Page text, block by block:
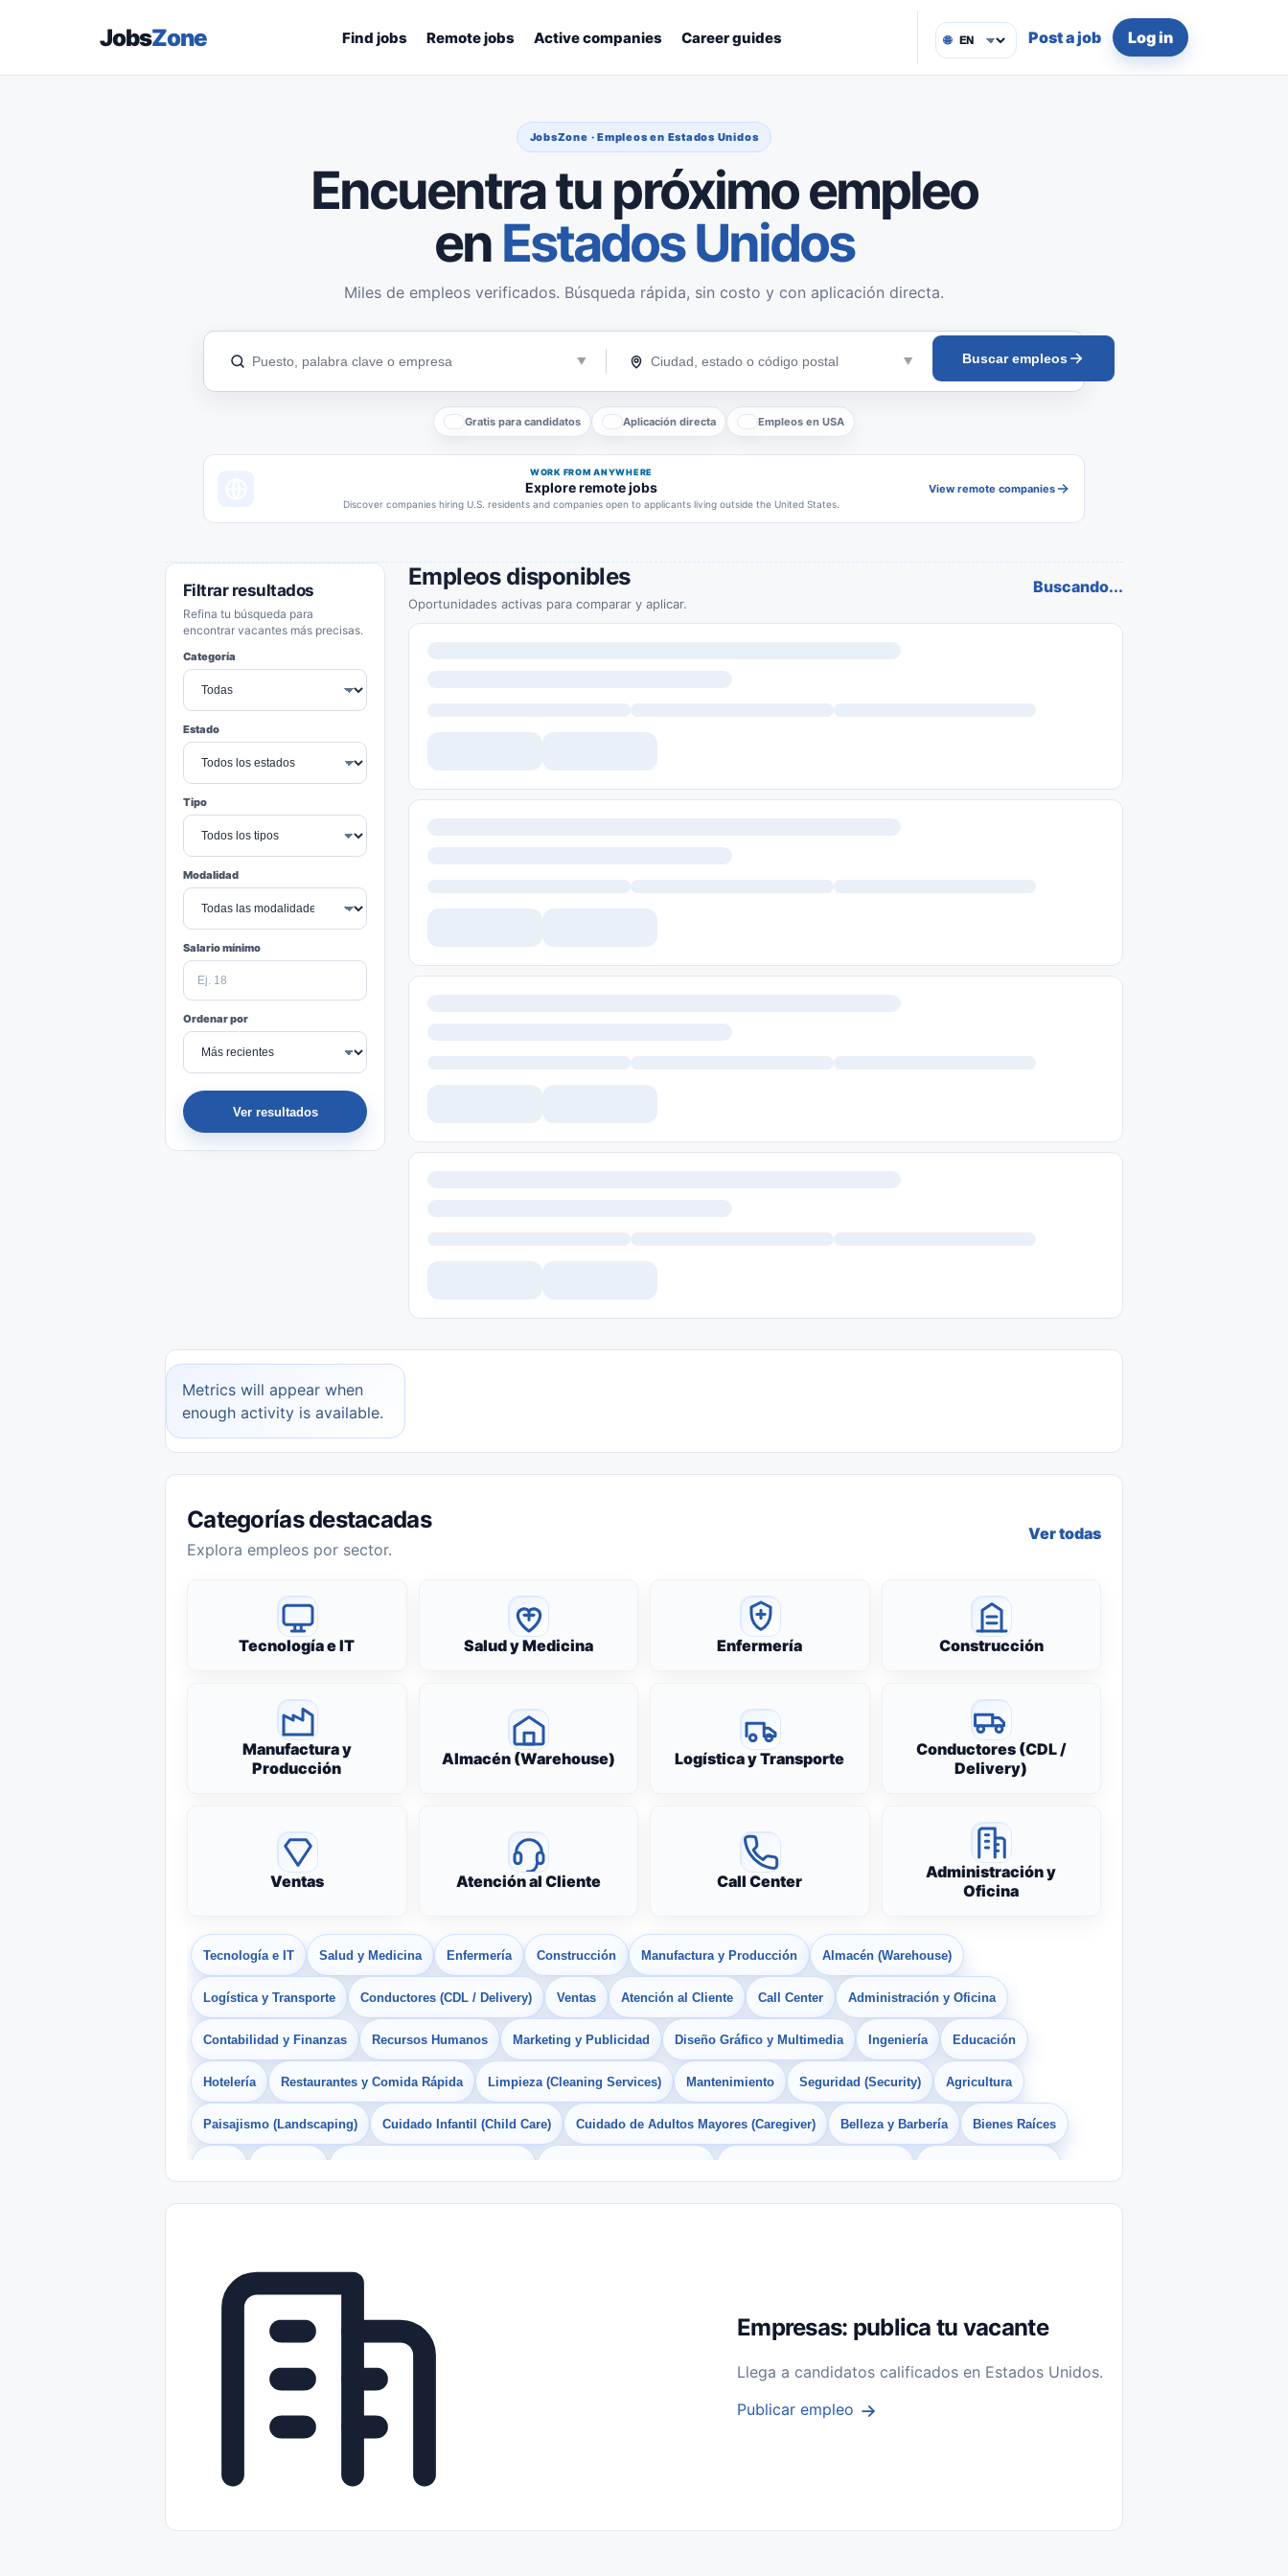
JobsZone Find jobs Remote jobs Active companies Career guides 🌐 Post a job Log in
JobsZone · Empleos en Estados Unidos
Encuentra tu próximo empleo
en Estados Unidos
Miles de empleos verificados. Búsqueda rápida, sin costo y con aplicación directa.
Buscar empleos
Gratis para candidatos Aplicación directa Empleos en USA
WORK FROM ANYWHERE
Explore remote jobs
Discover companies hiring U.S. residents and companies open to applicants living outside the United States.
View remote companies
Filtrar resultados
Refina tu búsqueda para
encontrar vacantes más precisas.
Categoría
Estado
Tipo
Modalidad
Salario mínimo
Ordenar por
Ver resultados
Empleos disponibles
Oportunidades activas para comparar y aplicar.
Buscando...
Metrics will appear when
enough activity is available.
Categorías destacadas
Explora empleos por sector.
Ver todas
Tecnología e IT Salud y Medicina Enfermería Construcción
Manufactura y
Producción
Almacén (Warehouse) Logística y Transporte
Conductores (CDL /
Delivery)
Ventas Atención al Cliente Call Center
Administración y
Oficina
Tecnología e IT Salud y Medicina Enfermería Construcción Manufactura y Producción Almacén (Warehouse)
Logística y Transporte Conductores (CDL / Delivery) Ventas Atención al Cliente Call Center Administración y Oficina
Contabilidad y Finanzas Recursos Humanos Marketing y Publicidad Diseño Gráfico y Multimedia Ingeniería Educación
Hotelería Restaurantes y Comida Rápida Limpieza (Cleaning Services) Mantenimiento Seguridad (Security) Agricultura
Paisajismo (Landscaping) Cuidado Infantil (Child Care) Cuidado de Adultos Mayores (Caregiver) Belleza y Barbería Bienes Raíces
Freelance Prácticas (Internships) Empleos para Estudiantes Empleos Bilingües (English/Spanish) Sin Experiencia
Telecomunicaciones
Empresas: publica tu vacante
Llega a candidatos calificados en Estados Unidos.
Publicar empleo